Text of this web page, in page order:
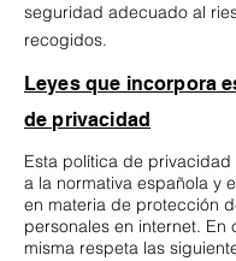
seguridad adecuado al
recogidos.
Leyes que incorpora
de privacidad
Esta política de
a la normativa española y
en materia de protección
personales en internet. En
misma respeta las